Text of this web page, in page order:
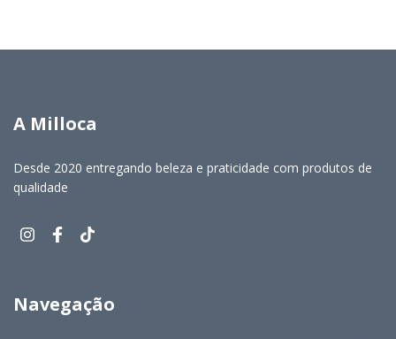
A Milloca
Desde 2020 entregando beleza e praticidade com produtos de
qualidade
Navegação